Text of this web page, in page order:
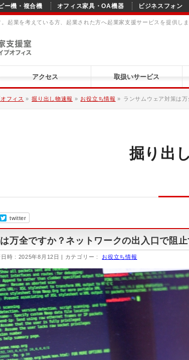
ー機・複合機 オフィス家具・OA機器 ビジネスフォン
起業を考えている方、起業された方へ起業家支援サービスを提供しま
アクセス 取扱いサービス
フィス » 掘り出し物速報 » お役立ち情報 » ランサムウェア対策は
掘り出
twitter
万全ですか？ネットワークの出入口で阻
時 : 2025年8月12日 カテゴリー : お役立ち情報